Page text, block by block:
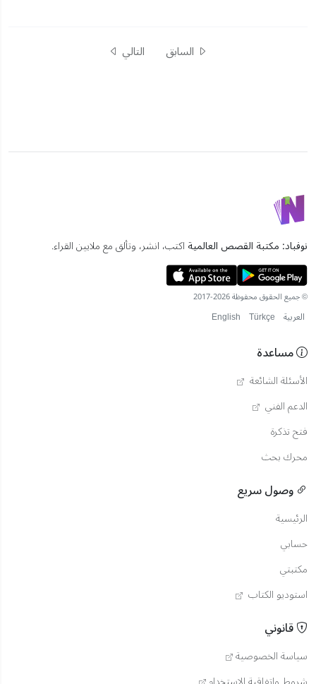
السابق التالي
نوفباد: مكتبة القصص العالمية اكتب، انشر، وتألق مع ملايين القراء.
© جميع الحقوق محفوظة 2026-2017
العربية English Türkçe
مساعدة
الأسئلة الشائعة
الدعم الفني
فتح تذكرة
محرك بحث
وصول سريع
الرئيسية
حسابي
مكتبتي
استوديو الكتاب
قانوني
سياسة الخصوصية